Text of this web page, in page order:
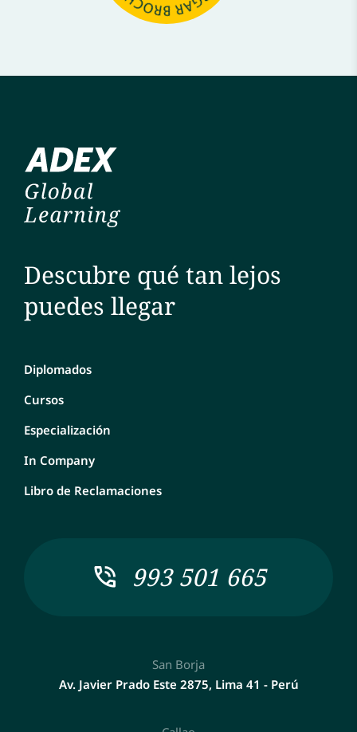
Descubre qué tan lejos
puedes llegar
Diplomados
Cursos
Especialización
In Company
Libro de Reclamaciones
993 501 665
San Borja
Av. Javier Prado Este 2875, Lima 41 - Perú